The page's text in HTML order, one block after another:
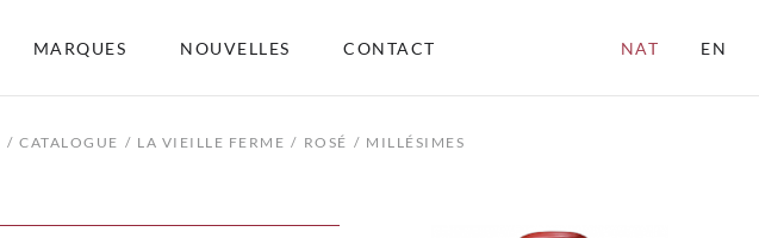
MARQUES NOUVELLES CONTACT NAT EN
CATALOGUE LA VIEILLE FERME ROSÉ MILLÉSIMES